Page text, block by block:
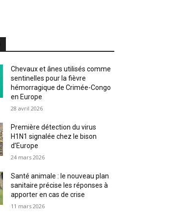
Chevaux et ânes utilisés comme
sentinelles pour la fièvre
hémorragique de Crimée-Congo
en Europe
28 avril 2026
Première détection du virus
H1N1 signalée chez le bison
d’Europe
24 mars 2026
Santé animale : le nouveau plan
sanitaire précise les réponses à
apporter en cas de crise
11 mars 2026